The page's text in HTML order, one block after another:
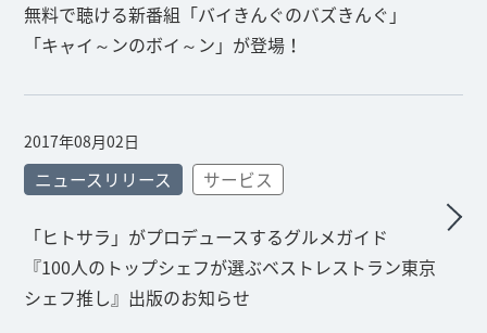
無料で聴ける新番組「バイきんぐのバズきんぐ」
「キャイ～ンのボイ～ン」が登場！
2017年08月02日
ニュースリリース サービス
「ヒトサラ」がプロデュースするグルメガイド
『100人のトップシェフが選ぶベストレストラン東京
シェフ推し』出版のお知らせ